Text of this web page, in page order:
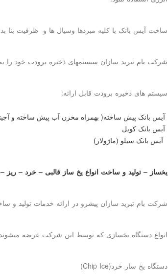
ساخت آیس بانک با کلیه مبردها وسیال ها و ظرفیت بنا
شرکت بام تبرید سازان سیستمهای ذخیره برودت خود را
سیستم های ذخیره برودت قابل ارائه:
آیس بانک پیش ساخته) بهمراه مخزن آب پیش ساخته و
آیس بانک کویل
آیس بانک سیلو (ماژولار (
یخساز –تولید و ساخت انواع یخ ساز قالبی –خرد –ریز –
شرکت بام تبرید سازان پیشرو در ارائه خدمات تولید و
انواع دستگاه یخسازی که توسط این شرکت عرضه میشوند
دستگاه یخ ساز خرد(Chip Ice)